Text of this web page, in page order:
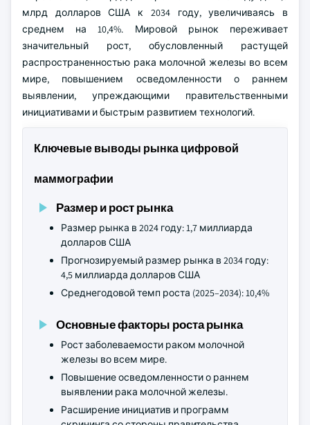
млрд долларов США к 2034 году, увеличиваясь в
среднем на 10,4%. Мировой рынок переживает
значительный рост, обусловленный растущей
распространенностью рака молочной железы во всем
мире, повышением осведомленности о раннем
выявлении, упреждающими правительственными
инициативами и быстрым развитием технологий.
Ключевые выводы рынка цифровой
маммографии
Размер и рост рынка
Размер рынка в 2024 году: 1,7 миллиарда
долларов США
Прогнозируемый размер рынка в 2034 году:
4,5 миллиарда долларов США
Среднегодовой темп роста (2025–2034): 10,4%
Основные факторы роста рынка
Рост заболеваемости раком молочной
железы во всем мире.
Повышение осведомленности о раннем
выявлении рака молочной железы.
Расширение инициатив и программ